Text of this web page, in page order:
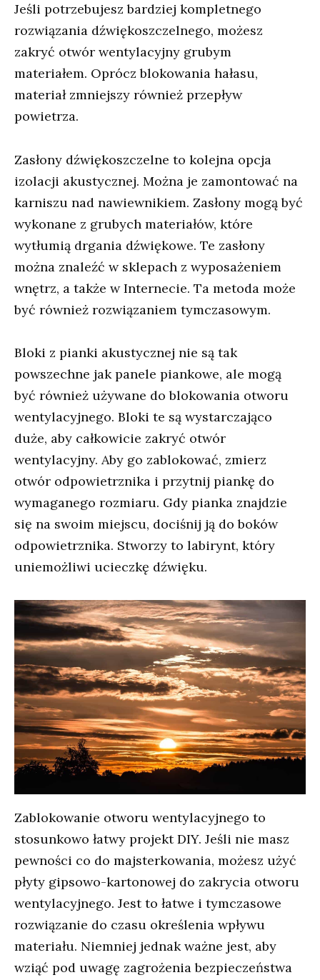
Jeśli potrzebujesz bardziej kompletnego
rozwiązania dźwiękoszczelnego, możesz
zakryć otwór wentylacyjny grubym
materiałem. Oprócz blokowania hałasu,
materiał zmniejszy również przepływ
powietrza.
Zasłony dźwiękoszczelne to kolejna opcja
izolacji akustycznej. Można je zamontować na
karniszu nad nawiewnikiem. Zasłony mogą być
wykonane z grubych materiałów, które
wytłumią drgania dźwiękowe. Te zasłony
można znaleźć w sklepach z wyposażeniem
wnętrz, a także w Internecie. Ta metoda może
być również rozwiązaniem tymczasowym.
Bloki z pianki akustycznej nie są tak
powszechne jak panele piankowe, ale mogą
być również używane do blokowania otworu
wentylacyjnego. Bloki te są wystarczająco
duże, aby całkowicie zakryć otwór
wentylacyjny. Aby go zablokować, zmierz
otwór odpowietrznika i przytnij piankę do
wymaganego rozmiaru. Gdy pianka znajdzie
się na swoim miejscu, dociśnij ją do boków
odpowietrznika. Stworzy to labirynt, który
uniemożliwi ucieczkę dźwięku.
Zablokowanie otworu wentylacyjnego to
stosunkowo łatwy projekt DIY. Jeśli nie masz
pewności co do majsterkowania, możesz użyć
płyty gipsowo-kartonowej do zakrycia otworu
wentylacyjnego. Jest to łatwe i tymczasowe
rozwiązanie do czasu określenia wpływu
materiału. Niemniej jednak ważne jest, aby
wziąć pod uwagę zagrożenia bezpieczeństwa